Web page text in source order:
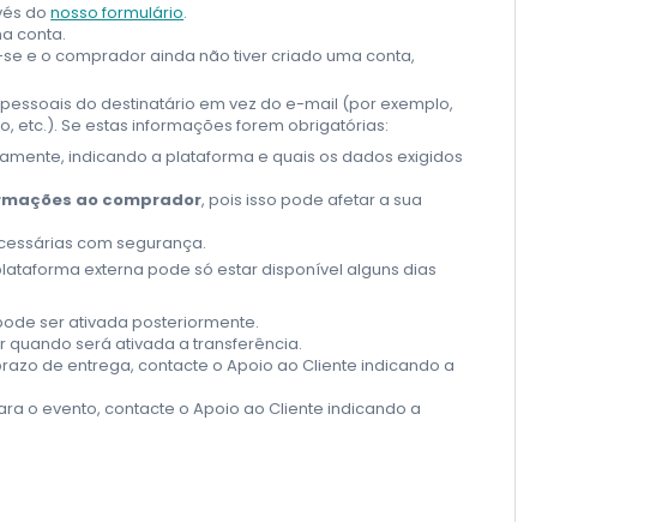
donosso formulário.
conta.
e o comprador ainda não tiver criado uma conta,
do destinatário em vez do e-mail (por exemplo,
etc.). Se estas informações forem obrigatórias:
indicando a plataforma e quais os dados exigidos
ao comprador, pois isso pode afetar a sua
com segurança.
externa pode só estar disponível alguns dias
ser ativada posteriormente.
será ativada a transferência.
de entrega, contacte o Apoio ao Cliente indicando a
o evento, contacte o Apoio ao Cliente indicando a